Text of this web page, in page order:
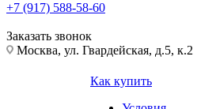
+7 (917) 588-58-60
Заказать звонок
Москва, ул. Гвардейская, д.5, к.2
Как купить